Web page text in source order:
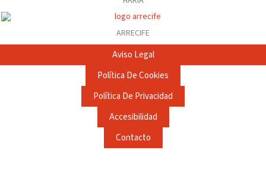
ARRECIFE
Aviso Legal
Política De Cookies
Política De Privacidad
Accesibilidad
Contacto